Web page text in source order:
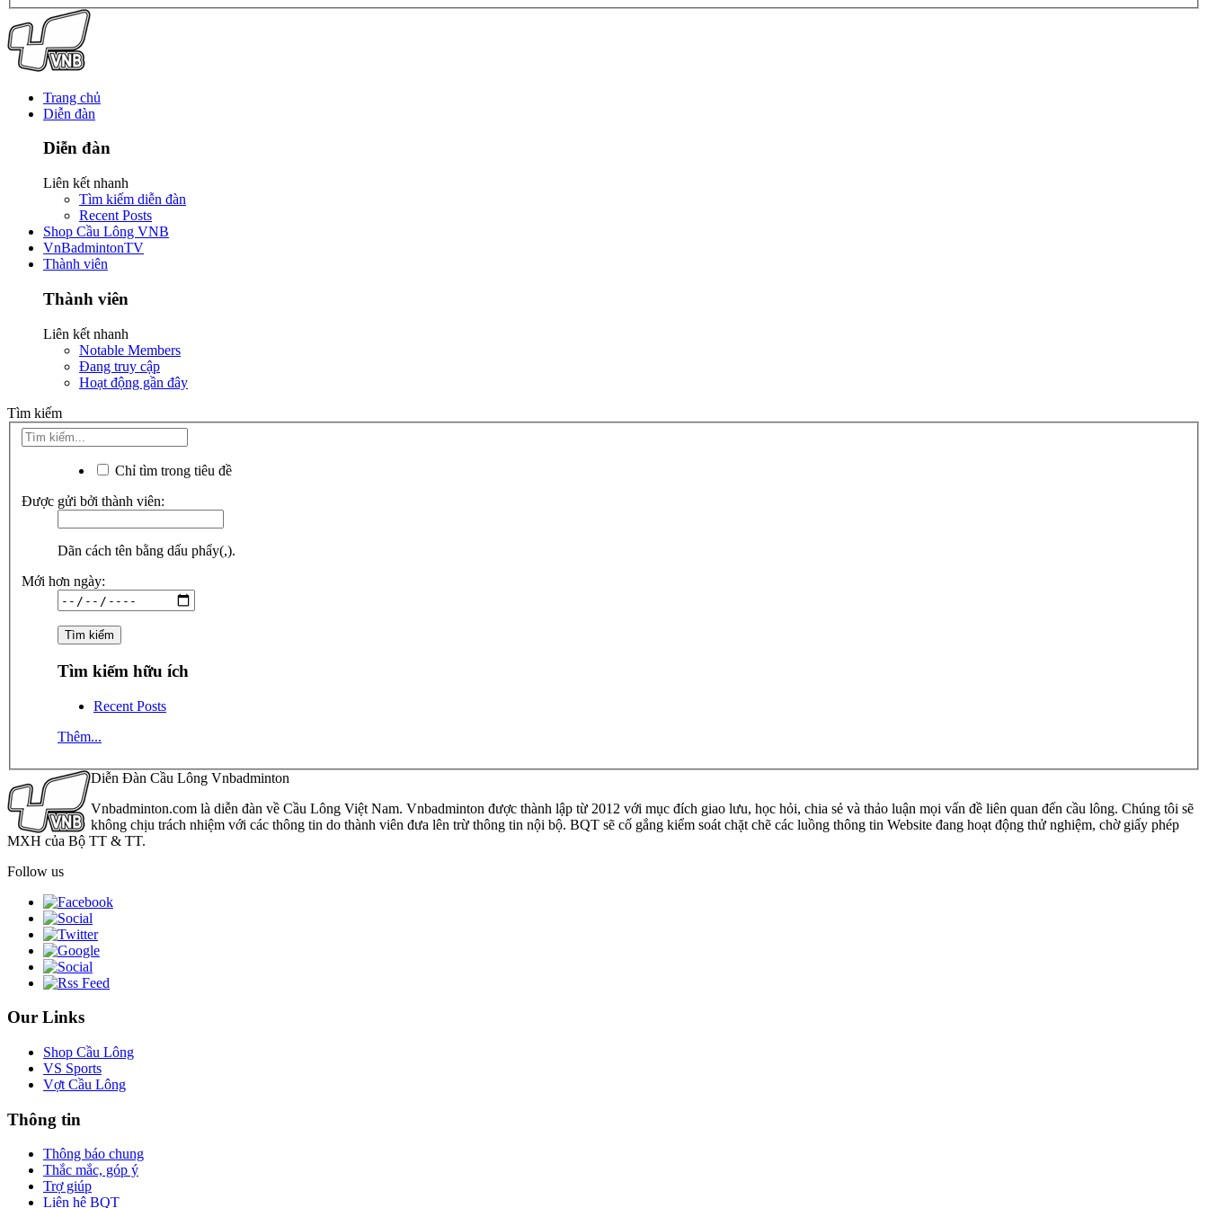
Trang chủ
Diễn đàn
Diễn đàn
Liên kết nhanh
Tìm kiếm diễn đàn
Recent Posts
Shop Cầu Lông VNB
VnBadmintonTV
Thành viên
Thành viên
Liên kết nhanh
Notable Members
Đang truy cập
Hoạt động gần đây
Tìm kiếm
Chỉ tìm trong tiêu đề
Được gửi bởi thành viên:
Dãn cách tên bằng dấu phẩy(,).
Mới hơn ngày:
Tìm kiếm hữu ích
Recent Posts
Thêm...
Diễn Đàn Cầu Lông Vnbadminton
Vnbadminton.com là diễn đàn về Cầu Lông Việt Nam. Vnbadminton được thành lập từ 2012 với mục đích giao lưu, học hỏi, chia sẻ và thảo luận mọi vấn đề liên quan đến cầu lông. Chúng tôi sẽ
không chịu trách nhiệm với các thông tin do thành viên đưa lên trừ thông tin nội bộ. BQT sẽ cố gắng kiểm soát chặt chẽ các luồng thông tin Website đang hoạt động thử nghiệm, chờ giấy phép
MXH của Bộ TT & TT.
Follow us
Our Links
Shop Cầu Lông
VS Sports
Vợt Cầu Lông
Thông tin
Thông báo chung
Thắc mắc, góp ý
Trợ giúp
Liên hệ BQT